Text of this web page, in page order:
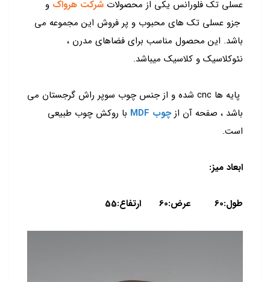
عسلی تک فلورانس یکی از محصولات شرکت هرواک و
جزو عسلی تک های محبوب و پر فروش این مجموعه می
باشد. این محصول مناسب برای فضاهای مدرن ،
نئوکلاسیک و کلاسیک میباشد.
پایه ها cnc شده و از جنس چوب سوپر راش گرجستان می
باشد ، صفحه آن ازچوب MDF
با روکش چوب طبیعی
است.
ابعاد میز:
طول:60 عرض:60 ارتفاع:55